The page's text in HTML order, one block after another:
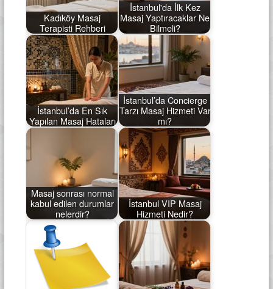
Kadıköy Masaj
Terapisti Rehberi
İstanbul'da İlk Kez
Masaj Yaptıracaklar Ne
Bilmeli?
İstanbul’da En Sık
Yapılan Masaj Hataları
İstanbul’da Concierge
Tarzı Masaj Hizmeti Var
mı?
Masaj sonrası normal
kabul edilen durumlar
nelerdir?
İstanbul VIP Masaj
Hizmeti Nedir?